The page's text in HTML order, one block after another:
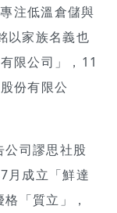
注低溫倉儲與
以家族名義也
限公司」，11
份有限公
司謬思社股
月成立「鮮達
「質立」，